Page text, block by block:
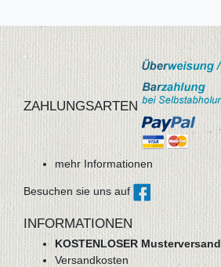
ZAHLUNGSARTEN
mehr Informationen
Besuchen sie uns auf
INFORMATIONEN
KOSTENLOSER Musterversand
Versandkosten